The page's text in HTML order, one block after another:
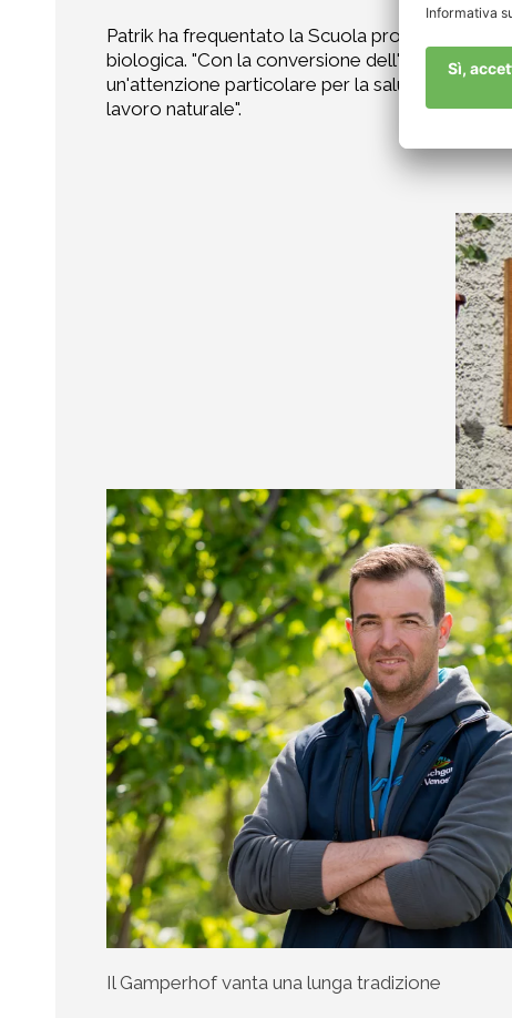
Patrik ha frequentato la Scuola professionale
biologica. "Con la conversione dell'azienda al
un'attenzione particolare per la salute e
lavoro naturale".
Il Gamperhof vanta una lunga tradizione